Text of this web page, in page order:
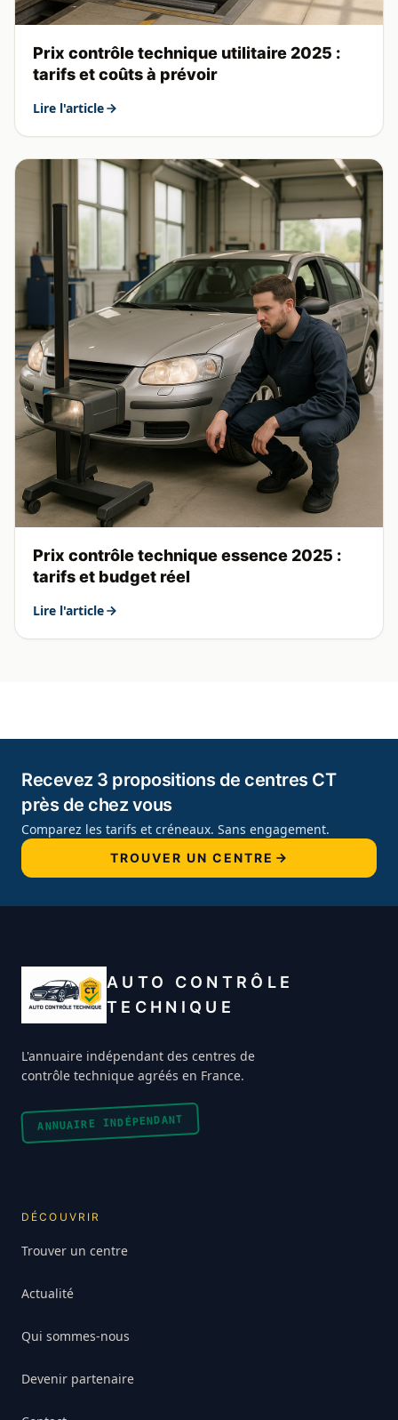
Prix contrôle technique utilitaire 2025 :
tarifs et coûts à prévoir
Lire l'article
Prix contrôle technique essence 2025 :
tarifs et budget réel
Lire l'article
Recevez 3 propositions de centres CT
près de chez vous
Comparez les tarifs et créneaux. Sans engagement.
TROUVER UN CENTRE
AUTO CONTRÔLE
TECHNIQUE
L'annuaire indépendant des centres de
contrôle technique agréés en France.
ANNUAIRE INDÉPENDANT
DÉCOUVRIR
Trouver un centre
Actualité
Qui sommes-nous
Devenir partenaire